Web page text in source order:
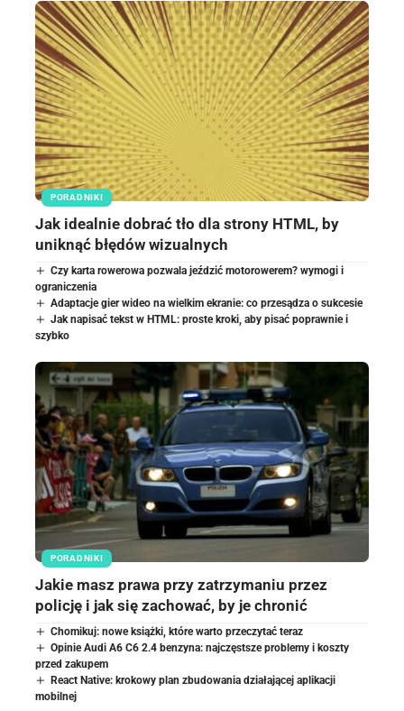
PORADNIKI
Jak idealnie dobrać tło dla strony HTML, by
uniknąć błędów wizualnych
Czy karta rowerowa pozwala jeździć motorowerem? wymogi i
ograniczenia
Adaptacje gier wideo na wielkim ekranie: co przesądza o sukcesie
Jak napisać tekst w HTML: proste kroki, aby pisać poprawnie i
szybko
PORADNIKI
Jakie masz prawa przy zatrzymaniu przez
policję i jak się zachować, by je chronić
Chomikuj: nowe książki, które warto przeczytać teraz
Opinie Audi A6 C6 2.4 benzyna: najczęstsze problemy i koszty
przed zakupem
React Native: krokowy plan zbudowania działającej aplikacji
mobilnej